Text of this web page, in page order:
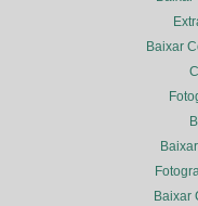
Baixar
Baixar